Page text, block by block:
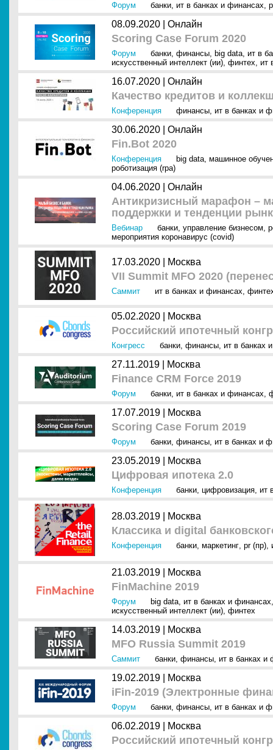
Форум банки, ит в банках и финансах,
08.09.2020 | Онлайн
Scoring Case Forum 2020
Форум банки, финансы, big data, ит в
искусственный интеллект (ии), финтех, ит
16.07.2020 | Онлайн
Качество кредитов и
Конференция финансы, ит в банках и
30.06.2020 | Онлайн
Fin.Bot 2020
Конференция big data, машинное
роботизация (rpa)
04.06.2020 | Онлайн
Антикризисный марафон –
поддержки и тенденции
Вебинар банки, управление бизнесом,
мероприятия коронавирус (covid)
17.03.2020 | Москва
VII Summit MFO 2020
Саммит ит в банках и финансах,
05.02.2020 | Москва
Российский ипотечный
Конгресс банки, финансы, ит в банках
27.11.2019 | Москва
Finance CRM Force 2019
Форум банки, ит в банках и финансах,
17.07.2019 | Москва
Scoring Case Forum 2019
Форум банки, финансы, ит в банках и
23.05.2019 | Москва
Цифровая ипотека 2.0
Конференция банки, цифровизация, ит
28.03.2019 | Москва
Классика и digital
Конференция банки, маркетинг, pr (пр),
21.03.2019 | Москва
FinMachine 2019
Форум big data, ит в банках и финансах
искусственный интеллект (ии), финтех
14.03.2019 | Москва
MFO Russia Summit 2019
Саммит банки, финансы, ит в банках и
19.02.2019 | Москва
iFin-2019 (Электронные
Форум банки, финансы, ит в банках и
06.02.2019 | Москва
Российский ипотечный